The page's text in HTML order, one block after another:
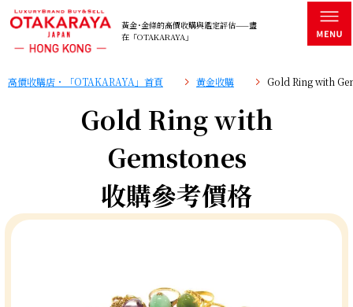
黃金･金條的高價收購與鑑定評估——盡
在「OTAKARAYA」
高價收購店・「OTAKARAYA」首頁 黄金收購 Gold Ring with
Gold Ring with
Gemstones
收購參考價格